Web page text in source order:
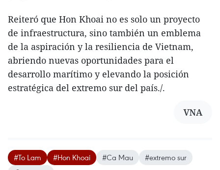
Reiteró que Hon Khoai no es solo un proyecto
de infraestructura, sino también un emblema
de la aspiración y la resiliencia de Vietnam,
abriendo nuevas oportunidades para el
desarrollo marítimo y elevando la posición
estratégica del extremo sur del país./.
VNA
#To Lam #Hon Khoai #Ca Mau
#extremo sur